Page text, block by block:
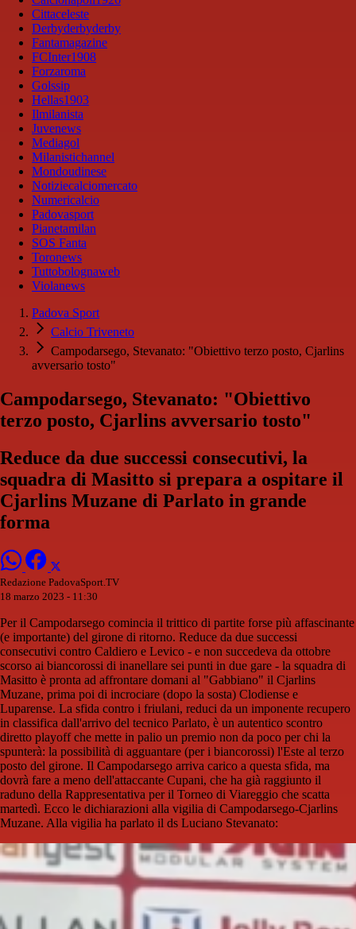
Cittaceleste
Derbyderbyderby
Fantamagazine
FCInter1908
Forzaroma
Golssip
Hellas1903
Ilmilanista
Juvenews
Mediagol
Milanistichannel
Mondoudinese
Notiziecalciomercato
Numericalcio
Padovasport
Pianetamilan
SOS Fanta
Toronews
Tuttobolognaweb
Violanews
Padova Sport
Calcio Triveneto
Campodarsego, Stevanato: "Obiettivo terzo posto, Cjarlins
avversario tosto"
Campodarsego, Stevanato: "Obiettivo
terzo posto, Cjarlins avversario tosto"
Reduce da due successi consecutivi, la
squadra di Masitto si prepara a ospitare il
Cjarlins Muzane di Parlato in grande
forma
Redazione PadovaSport.TV
18 marzo 2023 - 11:30
Per il Campodarsego comincia il trittico di partite forse più affascinante
(e importante) del girone di ritorno. Reduce da due successi
consecutivi contro Caldiero e Levico - e non succedeva da ottobre
scorso ai biancorossi di inanellare sei punti in due gare - la squadra di
Masitto è pronta ad affrontare domani al "Gabbiano" il Cjarlins
Muzane, prima poi di incrociare (dopo la sosta) Clodiense e
Luparense. La sfida contro i friulani, reduci da un imponente recupero
in classifica dall'arrivo del tecnico Parlato, è un autentico scontro
diretto playoff che mette in palio un premio non da poco per chi la
spunterà: la possibilità di agguantare (per i biancorossi) l'Este al terzo
posto del girone. Il Campodarsego arriva carico a questa sfida, ma
dovrà fare a meno dell'attaccante Cupani, che ha già raggiunto il
raduno della Rappresentativa per il Torneo di Viareggio che scatta
martedì. Ecco le dichiarazioni alla vigilia di Campodarsego-Cjarlins
Muzane. Alla vigilia ha parlato il ds Luciano Stevanato: